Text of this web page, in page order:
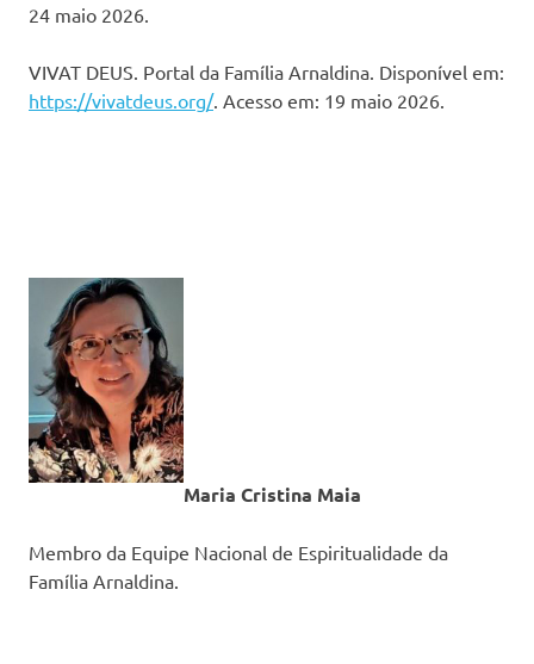
24 maio 2026.
VIVAT DEUS. Portal da Família Arnaldina. Disponível em:
https://vivatdeus.org/. Acesso em: 19 maio 2026.
Maria Cristina Maia
Membro da Equipe Nacional de Espiritualidade da
Família Arnaldina.